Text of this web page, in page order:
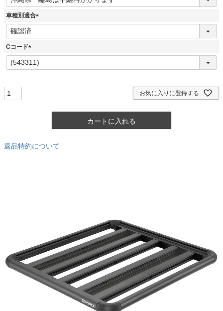
必
車種別適合
(
Cコード
(
必
お気に入りに登録する
カートに入れる
返品特約について